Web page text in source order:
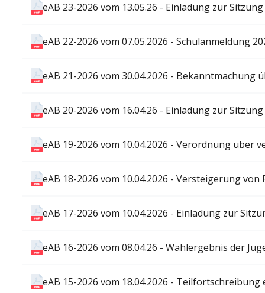
eAB 23-2026 vom 13.05.26 - Einladung zur
eAB 22-2026 vom 07.05.2026 - Schulanmeldung
eAB 21-2026 vom 30.04.2026 - Bekanntmachung
eAB 20-2026 vom 16.04.26 - Einladung zur Sitzung
eAB 19-2026 vom 10.04.2026 - Verordnung über
eAB 18-2026 vom 10.04.2026 - Versteigerung von
eAB 17-2026 vom 10.04.2026 - Einladung zur
eAB 16-2026 vom 08.04.26 - Wahlergebnis der
eAB 15-2026 vom 18.04.2026 -